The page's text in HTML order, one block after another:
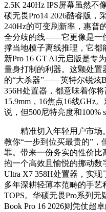
2.5K 240Hz IPS屏幕虽然不
硕无畏Pro14 2026酷睿版，
240Hz的可变刷新率，惠普
全分歧的线——它更像是一
撑当地模子离线推理，它
新Pro 16 GT AI元启版是专
量身打制的利器。这颗处置
的“大杀器”——英特尔锐炫
356H处置器，都意味着你
15.9mm，16焦点16线GHz
说，但500尼特亮度和100%
精准切入年轻用户市场
教你“一步到位买最贵的”
罪。带来一份务实的性价比
抱一个高效且愉悦的挪动数
Ultra X7 358H处置器，实
多年深耕轻薄本范畴的手艺
TOPS。华硕无畏Pro系列
Book Pro 16 2026则凭仗超